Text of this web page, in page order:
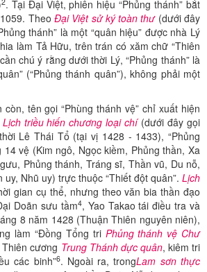
. Tại Đại Việt, phiên hiệu “Phủng thánh” bắt
Theo Đại Việt sử ký toàn thư (dưới đây
thánh” là một “quân hiệu” được nhà Lý
làm Tả Hữu, trên trán có xăm chữ “Thiên
chú ý rằng dưới thời Lý, “Phủng thánh” là
(“Phủng thánh quân”), không phải một
tên gọi “Phùng thánh vệ” chỉ xuất hiện
Lịch triều hiến chương loại chí(dưới đây gọi
Lê Thái Tổ (tại vị 1428 - 1433), “Phủng
14 vệ (Kim ngô, Ngọc kiềm, Phủng thần, Xa
Phủng thánh, Tráng sĩ, Thần vũ, Du nỗ,
Nhũ uy) trực thuộc “Thiết đột quân”. Lịch
gian cụ thể, nhưng theo văn bia thần đạo
Doãn sưu tầm4, Yao Takao tái điều tra và
8 năm 1428 (Thuận Thiên nguyên niên),
làm “Đồng Tổng tri Phủng thánh vệ Chư
cương Trung Thánh dực quân, kiêm tri
các binh”6. Ngoài ra, trongLam sơn thực